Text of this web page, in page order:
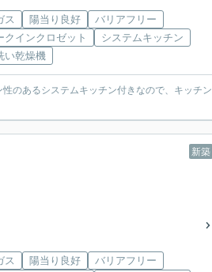
ス 陽当り良好
バリアフリー
クインクロゼット
システムキッチン
い乾燥機
のあるシステムキッチン付きなので、キッチン
新築
ス 陽当り良好
バリアフリー